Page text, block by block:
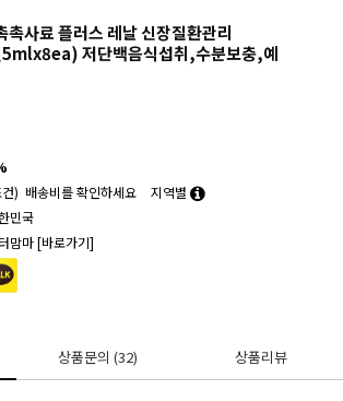
사료 플러스 레날 신장질환관리
저단백음식섭취,수분보충,예
) 배송비를 확인하세요
지역별
민국
맘마[바로가기]
상품문의(32) 상품리뷰